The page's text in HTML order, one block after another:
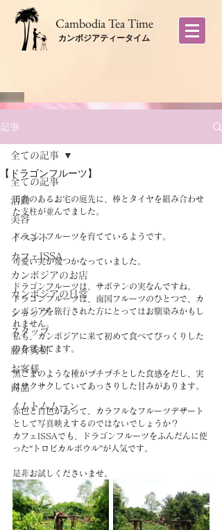
​Cambodia Tea Time
カンボジアティータイム
記事
全ての記事
活動
美容
イベント
カフェISSA
カンボジアのお店
カンボジアの日常
ショップ
スタッフ
藤井秀樹
お客様
商品
ノムトムムーン
全ての記事
【ドラゴンフルーツ】
田舎のあるお宅の庭先に、棒とタイヤを組み合わせ
た支柱が並んでました。
ドラゴンフルーツを育てているようです。
可愛い実が幾つかなっていました。
ドラゴンフルーツは、サボテンの実なんですね。
ドラゴンフルーツは、南国フルーツのひとつで、カ
ンボジアを旅行された方にとってはお馴染みかもし
れません。
私も、カンボジアに来て初めて食べてびっくりした
のを覚えてます。
黒ごまのような種がプチプチとした食感をだし、実
はサクサクしていてあっさりした甘みがあります。
赤色と白色があって、カラフルなフルーツデザート
として写真映えするのではないでしょうか？
カフェISSAでも、ドラゴンフルーツをふんだんに使
った“トロピカルボウル”が人気です。
是非お試しくださいませ。